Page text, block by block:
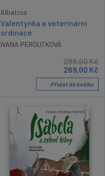
Albatros
Valentýnka a veterinární
ordinace
IVANA PEROUTKOVÁ
299,00Kč
269,00 Kč
Přidat do košíku